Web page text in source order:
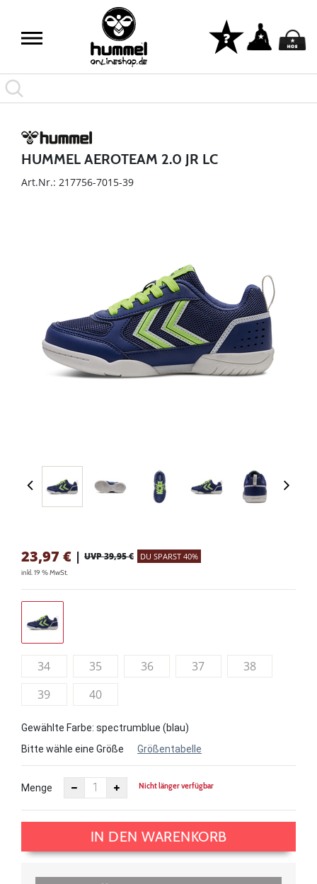
HUMMEL AEROTEAM 2.0 JR LC
Art.Nr.: 217756-7015-39
23,97 € | UVP 39,95 € DU SPARST 40%
inkl. 19 % MwSt.
34 35 36 37
38
39
40
Gewählte Farbe: spectrumblue (blau)
Bitte wähle eine Größe
Größentabelle
Menge Nicht länger verfügbar
IN DEN WARENKORB